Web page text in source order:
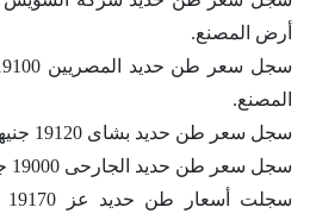
أرض المصنع.
المصنع.
سجل سعر طن حديد بشاى 19120 جنيها.
سجل سعر طن حديد الجارحى 19000 جنيه للطن.